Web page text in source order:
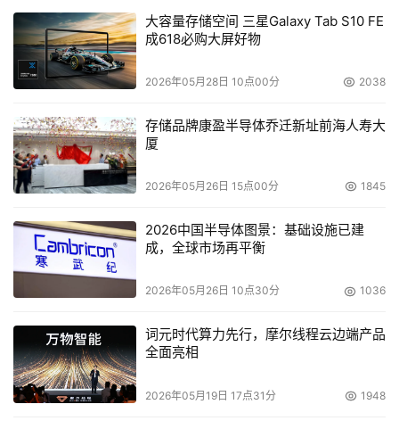
度地降低复杂度和成本。
通过使用统一的网络存储架构，在单一架构基础上，可
以灵活实现多种连接，管理使用更方便，企业投资也可以因
的管理，这样就可以减少了员工的培训和服务需求，不会再
为因多种不同架构，多种不同产品带来的多套管理平台都得
管理的成本。
NetApp启动主题为“答案 2007”的NetApp“统一存储”全
国巡展，为在新的一年里进一步抢占存储市场竞争制高点率
先发力。借助巡展，NetApp将进一步深化与渠道伙伴的战
年，NetApp将大力加强渠道的建设力度，通过多种方式对
合作伙伴进行支持，共同为中国用户提供业界领先的简约、
快捷、一体化完整存储解决方案，从而共创2007年新的辉
大容量存储空间 三星Galaxy Tab S10 FE
成618必购大屏好物
2026年05月28日 10点00分 2038
存储品牌康盈半导体乔迁新址前海人寿大
厦
2026年05月26日 15点00分 1845
2026中国半导体图景：基础设施已建
成，全球市场再平衡
2026年05月26日 10点30分 1036
词元时代算力先行，摩尔线程云边端产品
全面亮相
2026年05月19日 17点31分 1948